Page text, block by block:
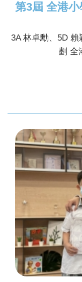
第3屆 全港
3A 林卓勳、5D
劃 全